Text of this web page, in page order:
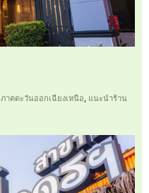
ภาคตะวันออกเฉียงเหนือ, แนะนำร้าน